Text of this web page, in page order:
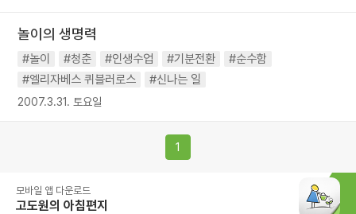
놀이의 생명력
#놀이 #청춘 #인생수업 #기분전환
#순수함
#엘리자베스 퀴블러로스
#신나는 일
2007.3.31. 토요일
1
모바일 앱 다운로드
고도원의 아침편지